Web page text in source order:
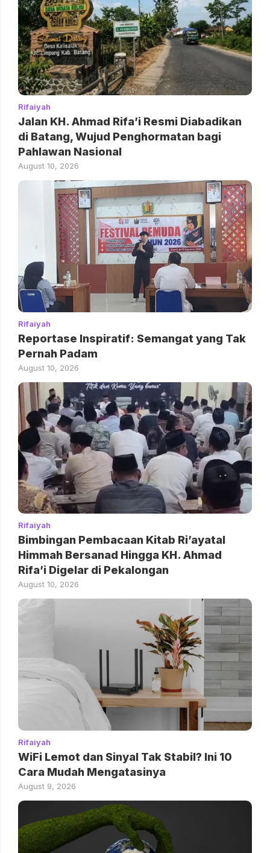
Rifaiyah
Jalan KH. Ahmad Rifa’i Resmi Diabadikan
di Batang, Wujud Penghormatan bagi
Pahlawan Nasional
August 10, 2026
Rifaiyah
Reportase Inspiratif: Semangat yang Tak
Pernah Padam
August 10, 2026
Rifaiyah
Bimbingan Pembacaan Kitab Ri’ayatal
Himmah Bersanad Hingga KH. Ahmad
Rifa’i Digelar di Pekalongan
August 10, 2026
Rifaiyah
WiFi Lemot dan Sinyal Tak Stabil? Ini 10
Cara Mudah Mengatasinya
August 9, 2026